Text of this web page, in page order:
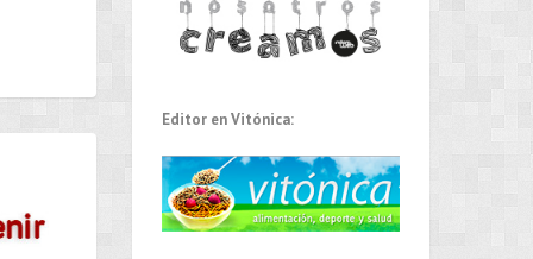
Editor en Vitónica: